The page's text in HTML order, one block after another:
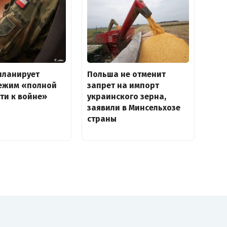
«полной
к войне»
Польша не отменит
запрет на импорт
украинского зерна,
заявили в Минсельхозе
страны